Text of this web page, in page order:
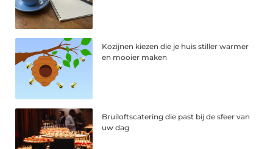
Kozijnen kiezen die je huis stiller warmer
en mooier maken
Bruiloftscatering die past bij de sfeer van
uw dag